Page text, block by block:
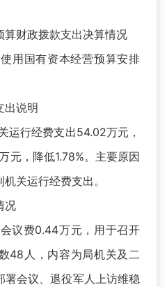
算财政拨款支出决算情况
用国有资本经营预算安排
出说明
运行经费支出54.02万元，
元，降低1.78%。主要原因
关运行经费支出。
况
议费0.44万元，用于召开
48人，内容为局机关及二
署会议、退役军人上访维稳